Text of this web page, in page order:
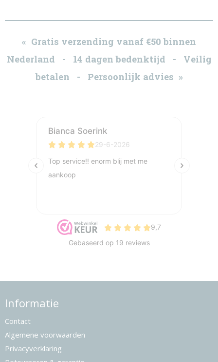
« Gratis verzending vanaf €50 binnen
Nederland - 14 dagen bedenktijd - Veilig
betalen - Persoonlijk advies »
Informatie
Contact
Algemene voorwaarden
Privacyverklaring